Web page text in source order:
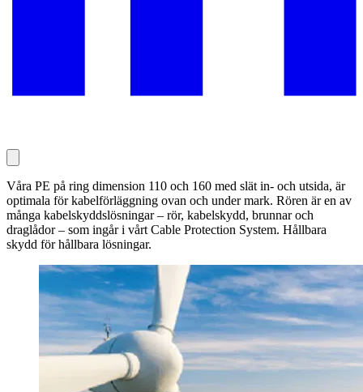
Våra PE på ring dimension 110 och 160 med slät in- och utsida, är
optimala för kabelförläggning ovan och under mark. Rören är en av
många kabelskyddslösningar – rör, kabelskydd, brunnar och
draglådor – som ingår i vårt Cable Protection System. Hållbara
skydd för hållbara lösningar.